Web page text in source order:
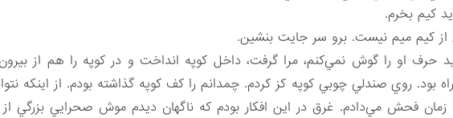
كيم بخرم.
كيم ميم نيست. برو سر جايت بنشين.
حرف او را گوش نمي‌كنم، مرا گرفت، داخل كوپه انداخت و در كوپه را هم از
بود. روي صندلي چوبي كوپه كز كردم. چمدانم را كف كوپه گذاشته بودم. از اينكه
فحش مي‌دادم. غرق در اين افكار بودم كه ناگهان ديدم موش صحرايي بزرگي